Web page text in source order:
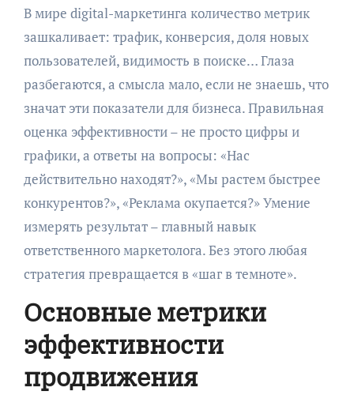
В мире digital-маркетинга количество метрик
зашкаливает: трафик, конверсия, доля новых
пользователей, видимость в поиске… Глаза
разбегаются, а смысла мало, если не знаешь, что
значат эти показатели для бизнеса. Правильная
оценка эффективности – не просто цифры и
графики, а ответы на вопросы: «Нас
действительно находят?», «Мы растем быстрее
конкурентов?», «Реклама окупается?» Умение
измерять результат – главный навык
ответственного маркетолога. Без этого любая
стратегия превращается в «шаг в темноте».
Основные метрики
эффективности
продвижения